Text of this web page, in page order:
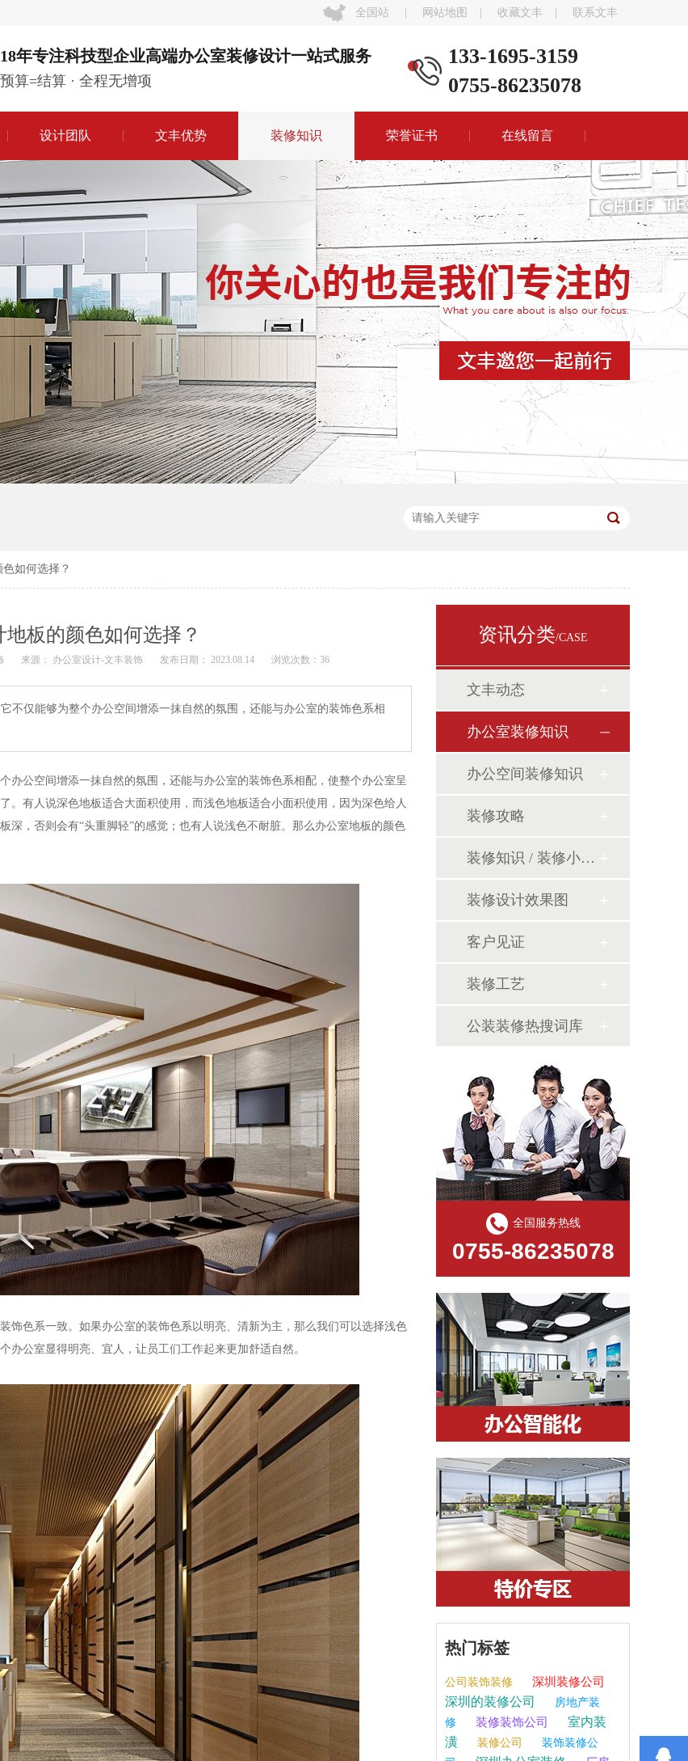
全国站 网站地图 收藏文丰 联系文丰
18年专注科技型企业高端办公室装修设计一站式服务
预算=结算 · 全程无增项
133-1695-3159
0755-86235078
设计团队 文丰优势 装修知识 荣誉证书 在线留言
如何选择？
板的颜色如何选择？
来源： 办公室设计-文丰装饰 发布日期： 2023.08.14 浏览次数： 36
不仅能够为整个办公空间增添一抹自然的氛围，还能与办公室的装饰色系相
办公空间增添一抹自然的氛围，还能与办公室的装饰色系相配，使整个办公室呈
。 有人说深色地板适合大面积使用，而浅色地板适合小面积使用，因为深色给人
，否则会有“头重脚轻”的感觉；也有人说浅色不耐脏。那么办公室地板的颜色
饰色系一致。如果办公室的装饰色系以明亮、清新为主，那么我们可以选择浅色
公室显得明亮、宜人，让员工们工作起来更加舒适自然。
资讯分类/CASE
文丰动态
办公室装修知识
办公空间装修知识
装修攻略
装修知识 / 装修小课堂
装修设计效果图
客户见证
装修工艺
公装装修热搜词库
全国服务热线
0755-86235078
热门标签
公司装饰装修 深圳装修公司
深圳的装修公司
房地产装
修
装修装饰公司
室内装
潢
装修公司
装饰装修公